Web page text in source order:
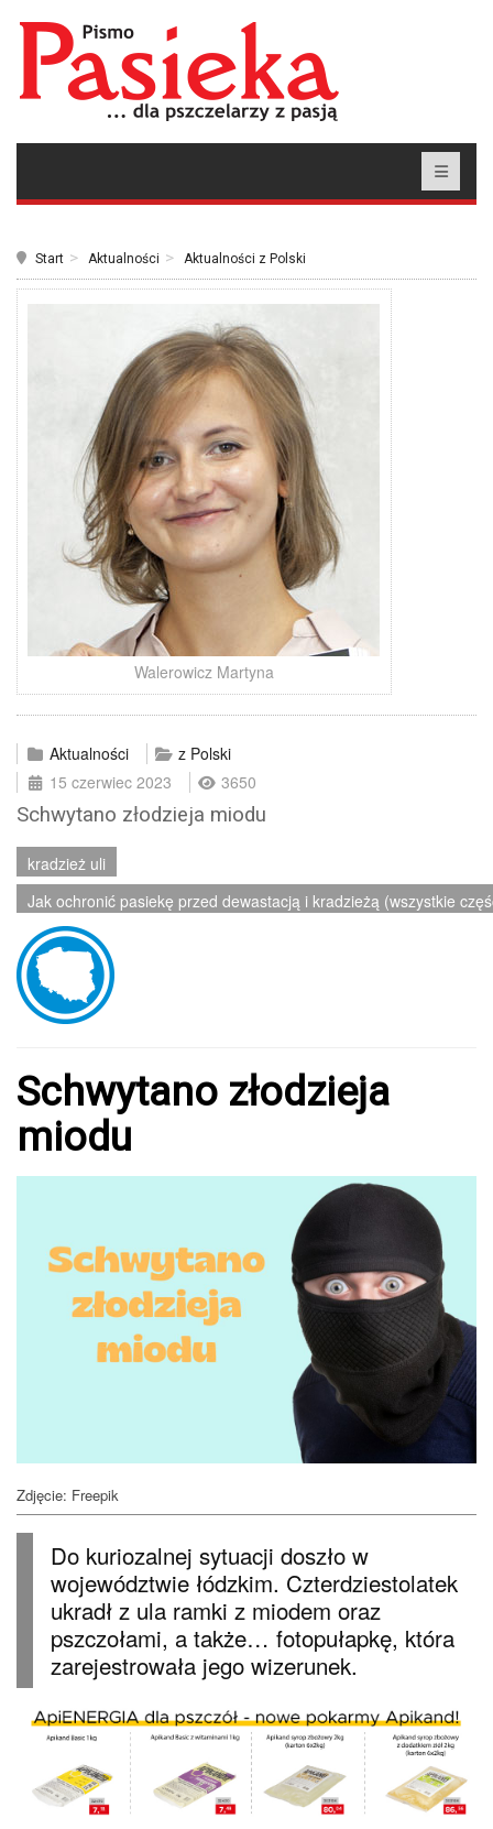
Start Aktualności Aktualności z Polski
Walerowicz Martyna
Aktualności
z Polski
15 czerwiec 2023
3650
Schwytano złodzieja miodu
kradzież uli
Jak ochronić pasiekę przed dewastacją i kradzieżą (wszystkie
Schwytano złodzieja
miodu
Zdjęcie: Freepik
Do kuriozalnej sytuacji doszło w
województwie łódzkim. Czterdziestolatek
ukradł z ula ramki z miodem oraz
pszczołami, a także… fotopułapkę, która
zarejestrowała jego wizerunek.